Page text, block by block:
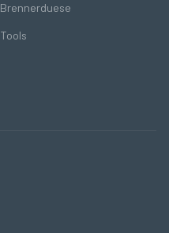
Brennerduese
Tools